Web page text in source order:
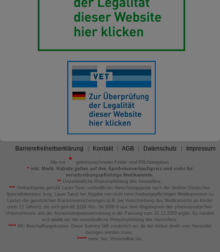
Barrierefreiheitserklärung Kontakt AGB Datenschutz Impressum
Alle mit
gekennzeichneten Felder sind Pflichtangaben.
*inkl. MwSt. Rabatte gelten auf den Apothekenverkaufspreis und nicht für
verschreibungspflichtige Medikamente.
** Unverbindliche Preisempfehlung des Herstellers.
*** Verkaufspreis gemäß Lauer-Taxe; verbindlicher Abrechnungspreis nach der Großen Deutschen
Spezialitätentaxe (sog. Lauer-Taxe) bei Abgabe von nicht verschreibungspflichtigen Medikamenten zu
Lasten der gesetzlichen Krankenversicherungen (z.B. bei Verschreibung des Medikaments an Kinder
unter 12 Jahren), die sich gemäß §129 Abs. 5a SGB V aus dem Abgabepreis des pharmazeutischen
Unternehmens und der Arzneimittelpreisverordnung in der Fassung zum 31.12.2003 ergibt. Es handelt
sich nicht um die unverbindliche Preisempfehlung des Herstellers.
****BK: Beschaffungskosten. Diese Summe fällt zusätzlich an, da der Artikel direkt vom Hersteller
bezogen werden muss.
*****verw. bis: Verwendbar bis.